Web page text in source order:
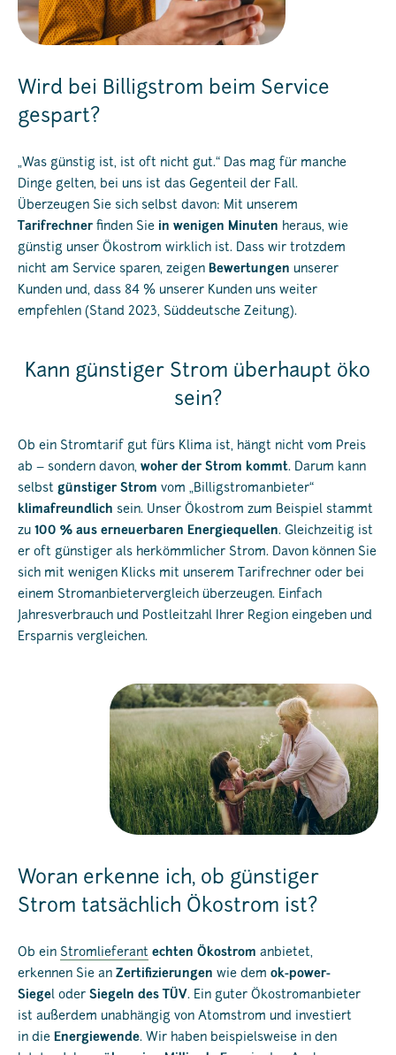
Wird bei Billigstrom beim Service
gespart?
„Was günstig ist, ist oft nicht gut.“ Das mag für manche
Dinge gelten, bei uns ist das Gegenteil der Fall.
Überzeugen Sie sich selbst davon: Mit unserem
Tarifrechner finden Sie in wenigen Minuten heraus, wie
günstig unser Ökostrom wirklich ist. Dass wir trotzdem
nicht am Service sparen, zeigen Bewertungen unserer
Kunden und, dass 84 % unserer Kunden uns weiter
empfehlen (Stand 2023, Süddeutsche Zeitung).
Kann günstiger Strom überhaupt öko
sein?
Ob ein Stromtarif gut fürs Klima ist, hängt nicht vom Preis
ab – sondern davon, woher der Strom kommt. Darum kann
selbst günstiger Strom vom „Billigstromanbieter“
klimafreundlich sein. Unser Ökostrom zum Beispiel stammt
zu 100 % aus erneuerbaren Energiequellen. Gleichzeitig ist
er oft günstiger als herkömmlicher Strom. Davon können Sie
sich mit wenigen Klicks mit unserem Tarifrechner oder bei
einem Stromanbietervergleich überzeugen. Einfach
Jahresverbrauch und Postleitzahl Ihrer Region eingeben und
Ersparnis vergleichen.
Woran erkenne ich, ob günstiger
Strom tatsächlich Ökostrom ist?
Ob ein Stromlieferant echten Ökostrom anbietet,
erkennen Sie an Zertifizierungen wie dem ok-power-
Siegel oder Siegeln des TÜV. Ein guter Ökostromanbieter
ist außerdem unabhängig von Atomstrom und investiert
in die Energiewende. Wir haben beispielsweise in den